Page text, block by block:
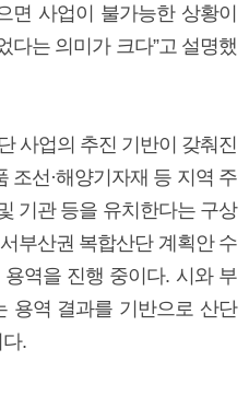
면 사업이 불가능한 상황이
다는 의미가 크다”고 설명했
사업의 추진 기반이 갖춰진
조선·해양기자재 등 지역 주
기관 등을 유치한다는 구상
부산권 복합산단 계획안 수
역을 진행 중이다. 시와 부
용역 결과를 기반으로 산단
.